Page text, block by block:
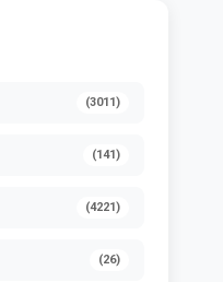
(3011)
(141)
(4221)
(26)